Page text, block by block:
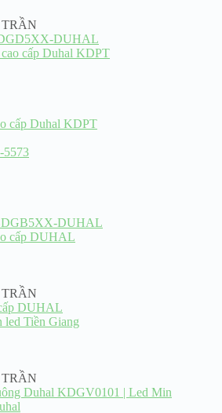
DUHAL
cấp Duhal KDPT
DUHAL
DUHAL
Duhal KDGV0101 | Led Min